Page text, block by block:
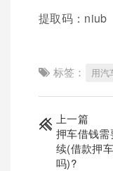
提取码：niub
标签： 用汽
上一篇
押车借钱需
续(借款押
吗)?